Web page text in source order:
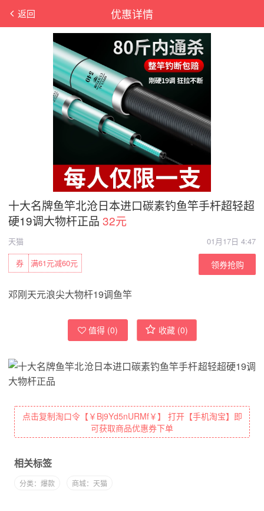
优惠详情
返回
十大名牌鱼竿北沧日本进口碳素钓鱼竿手杆超轻超
硬19调大物杆正品 32元
天猫
01月17日 4:47
满61元减60元
券 领券抢购
邓刚天元浪尖大物杆19调鱼竿
值得 (0) 收藏 (0)
点击复制淘口令【￥Bj9Yd5nURMf￥】 打开【手机淘宝】即
可获取商品优惠券下单
相关标签
分类：爆款 商城：天猫